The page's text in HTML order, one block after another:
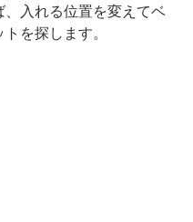
、入れる位置を変えてベ
を探します。